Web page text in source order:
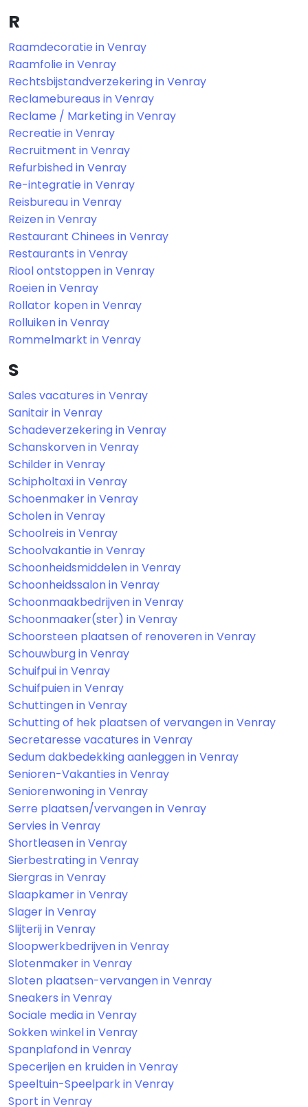
R
Raamdecoratie in Venray
Raamfolie in Venray
Rechtsbijstandverzekering in Venray
Reclamebureaus in Venray
Reclame / Marketing in Venray
Recreatie in Venray
Recruitment in Venray
Refurbished in Venray
Re-integratie in Venray
Reisbureau in Venray
Reizen in Venray
Restaurant Chinees in Venray
Restaurants in Venray
Riool ontstoppen in Venray
Roeien in Venray
Rollator kopen in Venray
Rolluiken in Venray
Rommelmarkt in Venray
S
Sales vacatures in Venray
Sanitair in Venray
Schadeverzekering in Venray
Schanskorven in Venray
Schilder in Venray
Schipholtaxi in Venray
Schoenmaker in Venray
Scholen in Venray
Schoolreis in Venray
Schoolvakantie in Venray
Schoonheidsmiddelen in Venray
Schoonheidssalon in Venray
Schoonmaakbedrijven in Venray
Schoonmaaker(ster) in Venray
Schoorsteen plaatsen of renoveren in Venray
Schouwburg in Venray
Schuifpui in Venray
Schuifpuien in Venray
Schuttingen in Venray
Schutting of hek plaatsen of vervangen in Venray
Secretaresse vacatures in Venray
Sedum dakbedekking aanleggen in Venray
Senioren-Vakanties in Venray
Seniorenwoning in Venray
Serre plaatsen/vervangen in Venray
Servies in Venray
Shortleasen in Venray
Sierbestrating in Venray
Siergras in Venray
Slaapkamer in Venray
Slager in Venray
Slijterij in Venray
Sloopwerkbedrijven in Venray
Slotenmaker in Venray
Sloten plaatsen-vervangen in Venray
Sneakers in Venray
Sociale media in Venray
Sokken winkel in Venray
Spanplafond in Venray
Specerijen en kruiden in Venray
Speeltuin-Speelpark in Venray
Sport in Venray